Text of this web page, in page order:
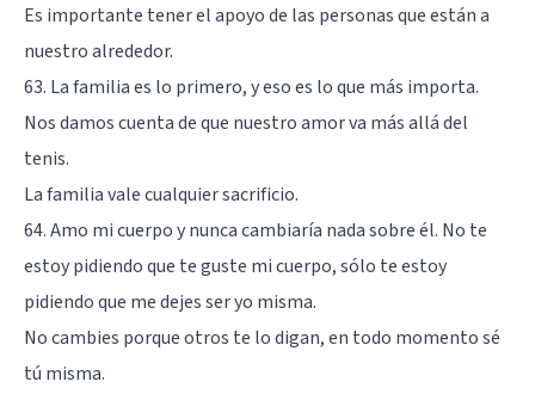
Es importante tener el apoyo de las personas que están a
nuestro alrededor.
63. La familia es lo primero, y eso es lo que más importa.
Nos damos cuenta de que nuestro amor va más allá del
tenis.
La familia vale cualquier sacrificio.
64. Amo mi cuerpo y nunca cambiaría nada sobre él. No te
estoy pidiendo que te guste mi cuerpo, sólo te estoy
pidiendo que me dejes ser yo misma.
No cambies porque otros te lo digan, en todo momento sé
tú misma.